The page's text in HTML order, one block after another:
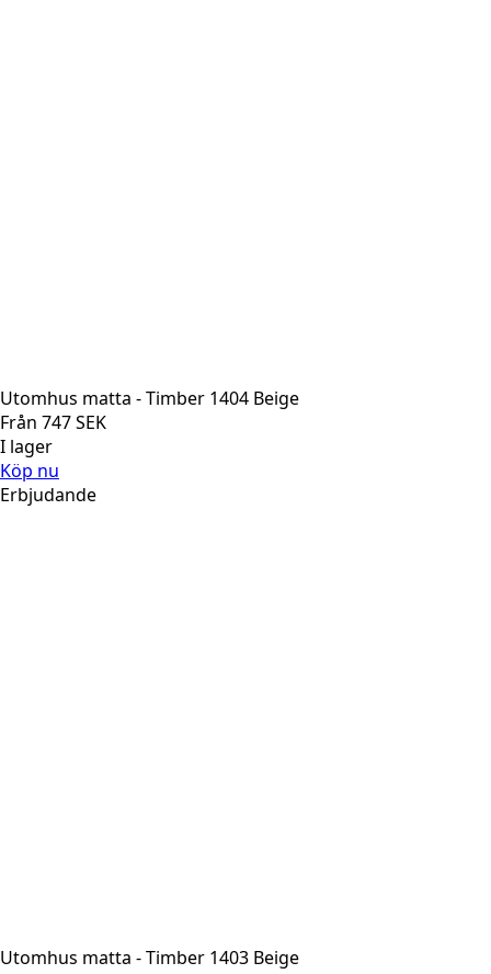
Utomhus matta - Timber 1404 Beige
Från 747SEK
I lager
Köp nu
Erbjudande
Utomhus matta - Timber 1403 Beige